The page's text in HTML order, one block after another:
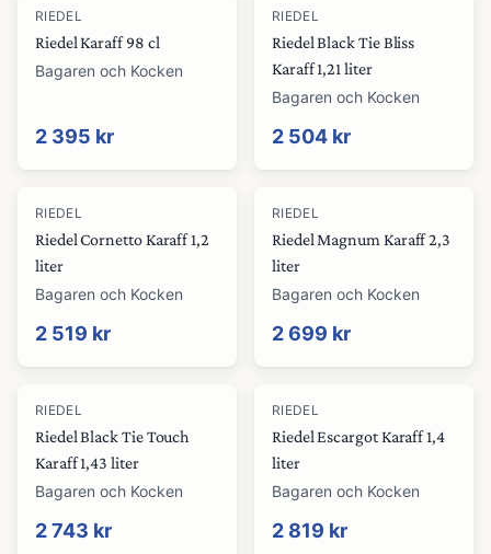
RIEDEL
Riedel Karaff 98 cl
Bagaren och Kocken
2 395 kr
RIEDEL
Riedel Black Tie Bliss
Karaff 1,21 liter
Bagaren och Kocken
2 504 kr
RIEDEL
Riedel Cornetto Karaff 1,2
liter
Bagaren och Kocken
2 519 kr
RIEDEL
Riedel Magnum Karaff 2,3
liter
Bagaren och Kocken
2 699 kr
RIEDEL
Riedel Black Tie Touch
Karaff 1,43 liter
Bagaren och Kocken
2 743 kr
RIEDEL
Riedel Escargot Karaff 1,4
liter
Bagaren och Kocken
2 819 kr